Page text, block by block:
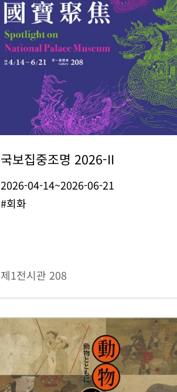
국보집중조명 2026-II
2026-04-14~2026-06-21
#회화
제1전시관 208